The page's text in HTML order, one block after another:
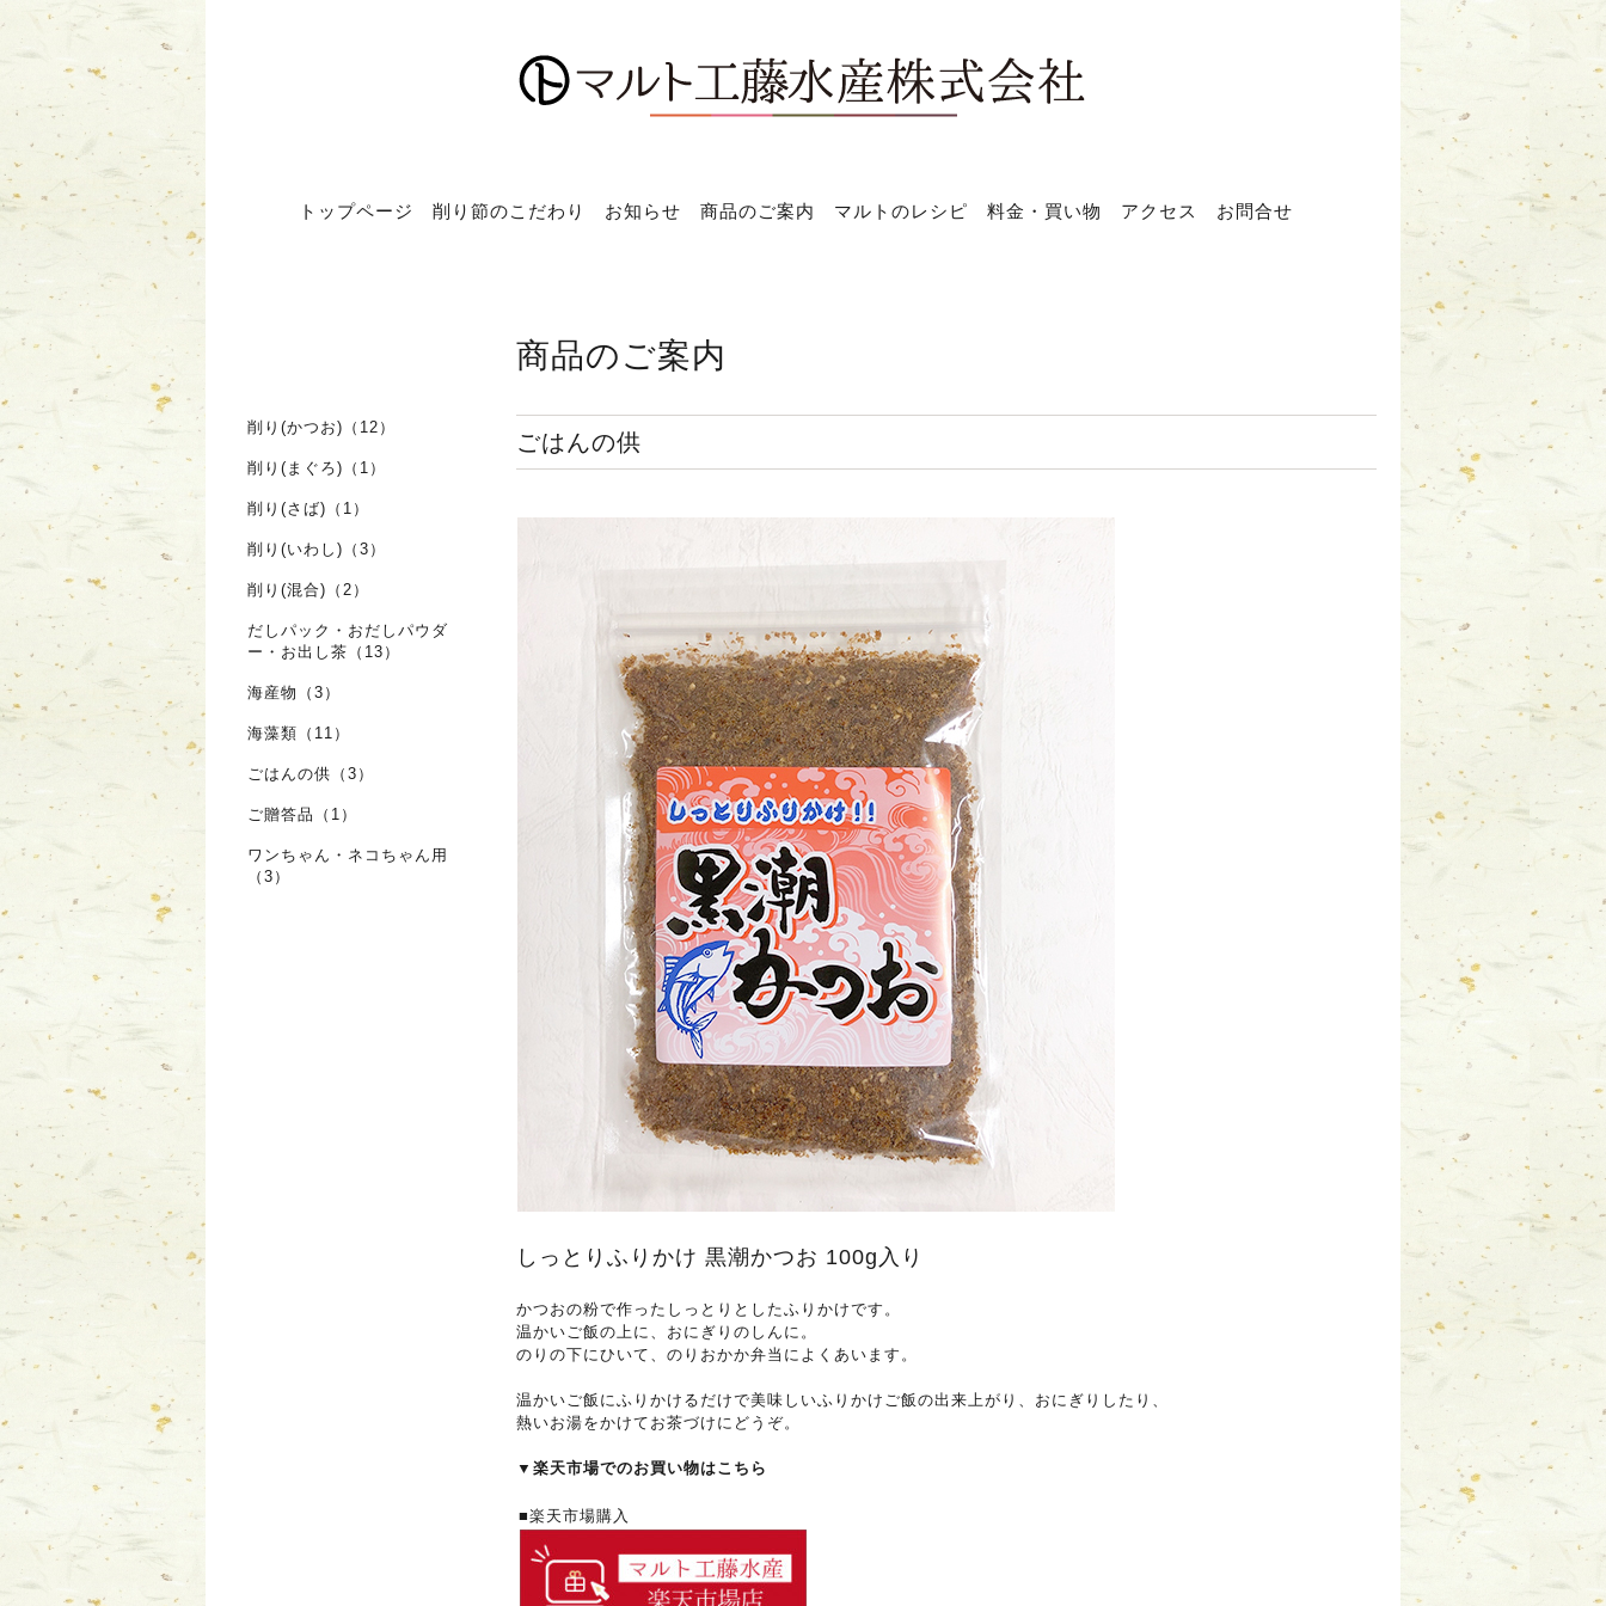
トップページ 削り節のこだわり お知らせ 商品のご案内 マルトのレシピ 料金・買い物 アクセス お問合せ
商品のご案内
ごはんの供
しっとりふりかけ 黒潮かつお 100g入り
かつおの粉で作ったしっとりとしたふりかけです。
温かいご飯の上に、おにぎりのしんに。
のりの下にひいて、のりおかか弁当によくあいます。
温かいご飯にふりかけるだけで美味しいふりかけご飯の出来上がり、おにぎりしたり、
熱いお湯をかけてお茶づけにどうぞ。
▼楽天市場でのお買い物はこちら
■楽天市場購入
削り(かつお)（12）
削り(まぐろ)（1）
削り(さば)（1）
削り(いわし)（3）
削り(混合)（2）
だしパック・おだしパウダ
ー・お出し茶（13）
海産物（3）
海藻類（11）
ごはんの供（3）
ご贈答品（1）
ワンちゃん・ネコちゃん用
（3）